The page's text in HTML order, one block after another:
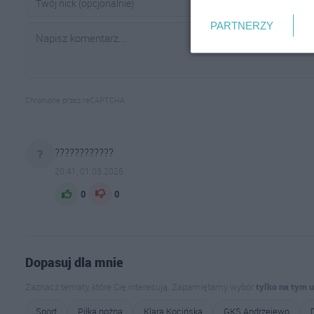
Chronione przez reCAPTCHA
????????????
20:41, 01.03.2026
0 0
Dopasuj dla mnie
Zaznacz tematy, które Cię interesują. Zapamiętamy wybórtylko na tym
Sport
Piłka nożna Klara Kocińska GKS Andrzejewo
PARTNERZY